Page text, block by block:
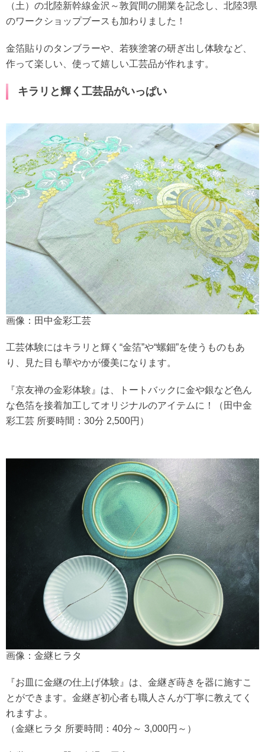
（土）の北陸新幹線金沢～敦賀間の開業を記念し、北陸3県
のワークショップブースも加わりました！
金箔貼りのタンブラーや、若狭塗箸の研ぎ出し体験など、
作って楽しい、使って嬉しい工芸品が作れます。
キラリと輝く工芸品がいっぱい
画像：田中金彩工芸
工芸体験にはキラリと輝く“金箔”や“螺鈿”を使うものもあ
り、見た目も華やかが優美になります。
『京友禅の金彩体験』は、トートバックに金や銀など色ん
な色箔を接着加工してオリジナルのアイテムに！（田中金
彩工芸 所要時間：30分 2,500円）
画像：金継ヒラタ
『お皿に金継の仕上げ体験』は、金継ぎ蒔きを器に施すこ
とができます。金継ぎ初心者も職人さんが丁寧に教えてく
れますよ。
（金継ヒラタ 所要時間：40分～ 3,000円～）